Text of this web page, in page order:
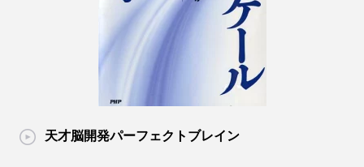
天才脳開発パーフェクトブレイン